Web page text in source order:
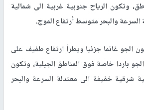
وتكون الرياح جنوبية غربية الى شمالية
السرعة والبحر متوسط أرتفاع الموج.
الجو غائما جزئيا ويطرأ ارتفاع طفيف على
باردا خاصة فوق المناطق الجبلية، وتكون
شرقية خفيفة الى معتدلة السرعة والبحر